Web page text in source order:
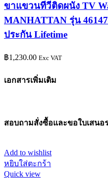
ขาแขวนทีวีติดผนัง TV
MANHATTAN รุ่น
ประกัน Lifetime
฿1,230.00 Exc VAT
เอกสารเพิ่มเติม
สอบถามสั่งซื้อและขอใบเสนอ
Add to wishlist
หยิบใส่ตะกร้า
Quick view